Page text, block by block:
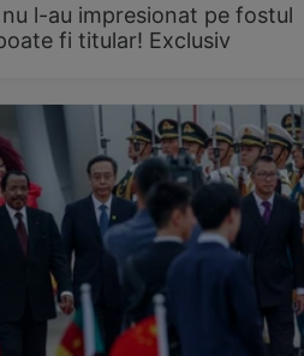
l-au impresionat pe fostul
fi titular! Exclusiv